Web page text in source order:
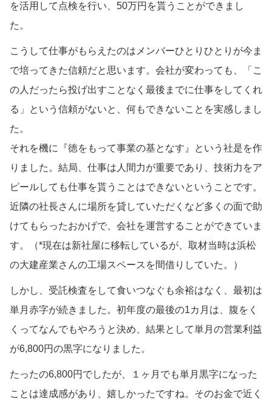
を活用して点検を行い、50万円を貰うことができまし
た。
こうして仕事がもらえたのはメンバーひとりひとりが今ま
で培ってきた信頼だと思います。会社が変わっても、「こ
の人だったら投げ出すことなく最後までに仕事をしてくれ
る」という信頼がないと、何もできないことを実感しまし
た。
それを機に『徳をもって事業の基となす』という社是を作
りました。結局、仕事は人間力が重要であり、技術力をア
ピールしても仕事を貰うことはできないということです。
近隣の社長さんに場所を貸していただくなど多くの面で助
けてもらったおかげで、会社を運営することができていま
す。（*現在は新社屋に移転しているが、取材当時は浜松
の大建産業さんの工場スペースを間借りしていた。）
しかし、受託検査をして食いつなぐも余裕はなく、最初は
単月赤字が続きました。初年度の最後の1カ月は、腹をく
くってなんでもやろうと決め、結果として単月の営業利益
が6,800円の黒字になりました。
たったの6,800円でしたが、１ヶ月でも単月黒字になった
ことは達成感があり、嬉しかったですね。そのお金で近く